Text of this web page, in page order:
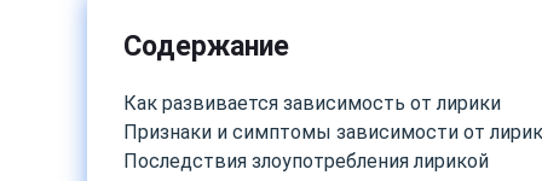
Содержание
Как развивается зависимость от лирики
Признаки и симптомы зависимости от
Последствия злоупотребления лирикой